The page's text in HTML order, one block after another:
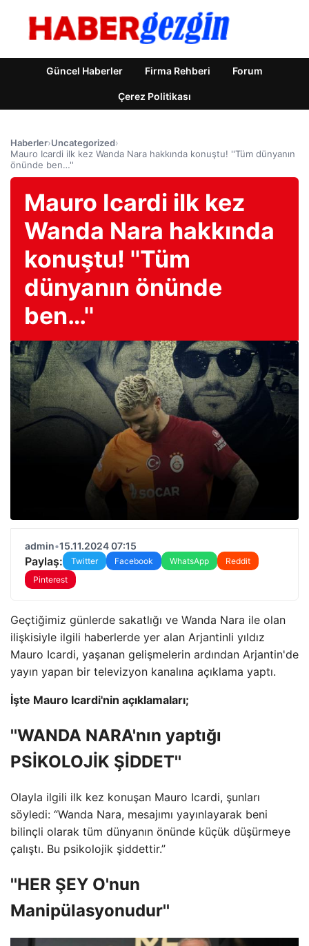
Güncel Haberler Firma Rehberi Forum
Çerez Politikası
Haberler›Uncategorized›
Mauro Icardi ilk kez Wanda Nara hakkında konuştu! ''Tüm dünyanın
önünde ben…''
Mauro Icardi ilk kez
Wanda Nara hakkında
konuştu! ''Tüm
dünyanın önünde
ben…''
admin•15.11.2024 07:15
Paylaş: Twitter Facebook WhatsApp
Reddit
Pinterest
Geçtiğimiz günlerde sakatlığı ve Wanda Nara ile olan
ilişkisiyle ilgili haberlerde yer alan Arjantinli yıldız
Mauro Icardi, yaşanan gelişmelerin ardından Arjantin'de
yayın yapan bir televizyon kanalına açıklama yaptı.
İşte Mauro Icardi'nin açıklamaları;
''WANDA NARA'nın yaptığı
PSİKOLOJİK ŞİDDET''
Olayla ilgili ilk kez konuşan Mauro Icardi, şunları
söyledi: “Wanda Nara, mesajımı yayınlayarak beni
bilinçli olarak tüm dünyanın önünde küçük düşürmeye
çalıştı. Bu psikolojik şiddettir.”
''HER ŞEY O'nun
Manipülasyonudur''